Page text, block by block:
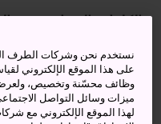
الكلمات المفتاحية
رياضات جليدية
وينابيع مياه
نستخدم نحن وشركات الطرف
على هذا الموقع الإلكتروني
وظائف محسّنة وتخصيص، ولعرض
ميزات وسائل التواصل
لهذا الموقع الإلكتروني مع